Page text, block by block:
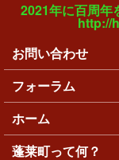
2021年に百周年
http://
メインメニュ
お問い合わせ
フォーラム
ホーム
蓬莱町って何？